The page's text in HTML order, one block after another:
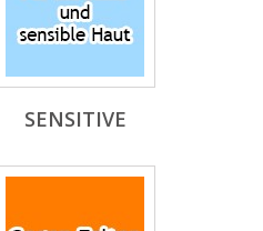
SENSITIVE